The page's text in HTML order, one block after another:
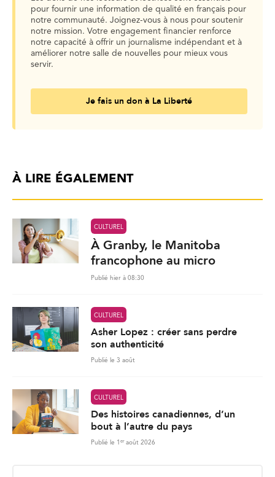
pour fournir une information de qualité en français pour
notre communauté. Joignez-vous à nous pour soutenir
notre mission. Votre engagement financier renforce
notre capacité à offrir un journalisme indépendant et à
améliorer notre salle de nouvelles pour mieux vous
servir.
Je fais un don à La Liberté
À LIRE ÉGALEMENT
CULTUREL
À Granby, le Manitoba
francophone au micro
Publié hier à 08:30
CULTUREL
Asher Lopez : créer sans perdre
son authenticité
Publié le 3 août
CULTUREL
Des histoires canadiennes, d’un
bout à l’autre du pays
Publié le 1 er août 2026